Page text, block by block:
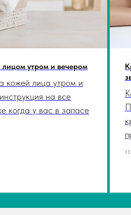
утром и вечером
кожей лица утром и
на все
когда у вас в запасе